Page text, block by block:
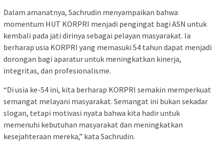
Dalam amanatnya, Sachrudin menyampaikan bahwa
momentum HUT KORPRI menjadi pengingat bagi ASN untuk
kembali pada jati dirinya sebagai pelayan masyarakat. Ia
berharap usia KORPRI yang memasuki 54 tahun dapat menjadi
dorongan bagi aparatur untuk meningkatkan kinerja,
integritas, dan profesionalisme.
“Di usia ke-54 ini, kita berharap KORPRI semakin memperkuat
semangat melayani masyarakat. Semangat ini bukan sekadar
slogan, tetapi motivasi nyata bahwa kita hadir untuk
memenuhi kebutuhan masyarakat dan meningkatkan
kesejahteraan mereka,” kata Sachrudin.